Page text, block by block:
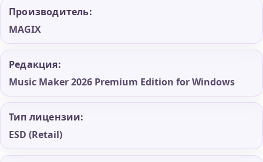
Производитель:
MAGIX
Редакция:
Music Maker 2026 Premium Edition for Windows
Тип лицензии:
ESD (Retail)